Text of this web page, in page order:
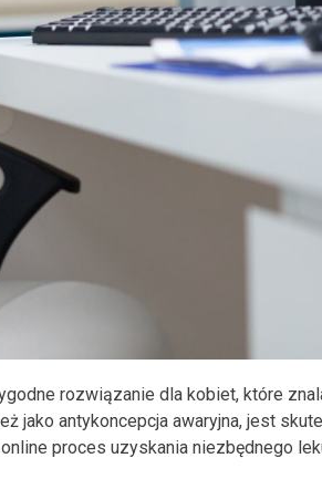
rozwiązanie dla kobiet, które
jako antykoncepcja awaryjna, jest
proces uzyskania niezbędnego